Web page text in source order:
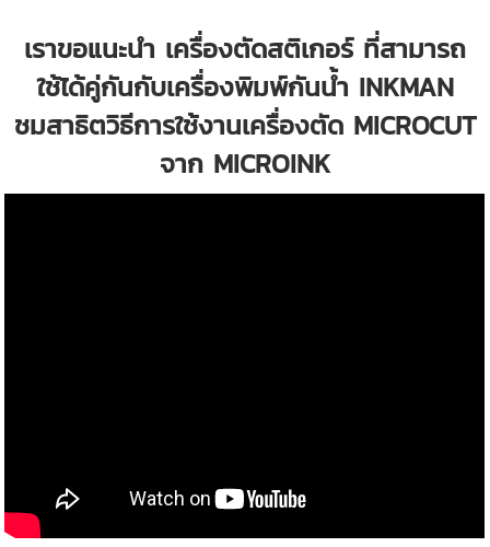
เราขอแนะนำ เครื่องตัดสติเกอร์ ที่สามารถ
ใช้ได้คู่กันกับเครื่องพิมพ์กันน้ำ INKMAN
ชมสาธิตวิธีการใช้งานเครื่องตัด MICROCUT
จาก MICROINK